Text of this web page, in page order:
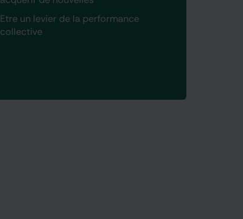
Etre un levier de la performance
collective